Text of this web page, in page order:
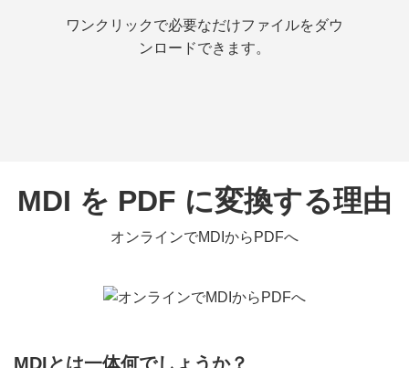
ワンクリックで必要なだけファイルをダウ
ンロードできます。
MDI を PDF に変換する理由
オンラインでMDIからPDFへ
MDIとは一体何でしょうか？